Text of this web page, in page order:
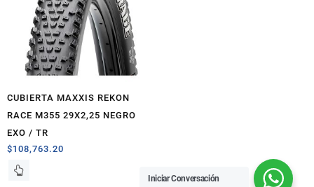
CUBIERTA MAXXIS REKON
RACE M355 29X2,25 NEGRO
EXO / TR
$108,763.20
Iniciar Conversación